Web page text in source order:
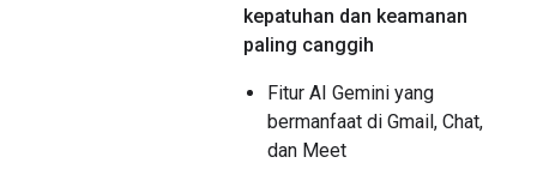
kepatuhan dan keamanan
paling canggih
Fitur AI Gemini yang
bermanfaat di Gmail, Chat,
dan Meet